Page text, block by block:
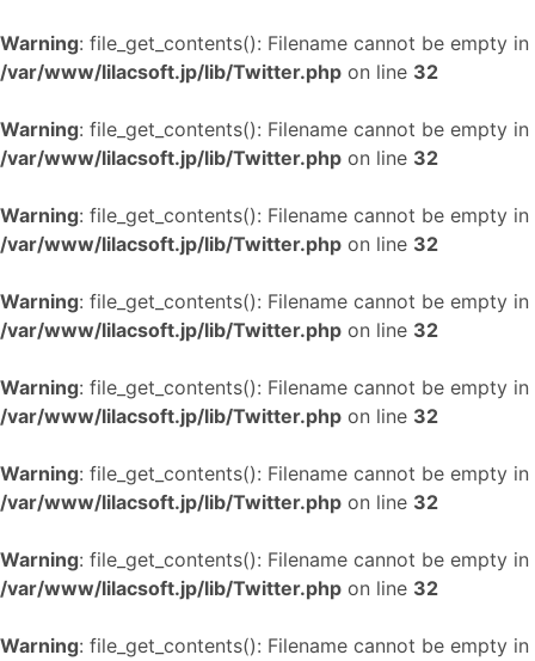
Warning: file_get_contents(): Filename cannot be empty in
/var/www/lilacsoft.jp/lib/Twitter.php on line 32
Warning: file_get_contents(): Filename cannot be empty in
/var/www/lilacsoft.jp/lib/Twitter.php on line 32
Warning: file_get_contents(): Filename cannot be empty in
/var/www/lilacsoft.jp/lib/Twitter.php on line 32
Warning: file_get_contents(): Filename cannot be empty in
/var/www/lilacsoft.jp/lib/Twitter.php on line 32
Warning: file_get_contents(): Filename cannot be empty in
/var/www/lilacsoft.jp/lib/Twitter.php on line 32
Warning: file_get_contents(): Filename cannot be empty in
/var/www/lilacsoft.jp/lib/Twitter.php on line 32
Warning: file_get_contents(): Filename cannot be empty in
/var/www/lilacsoft.jp/lib/Twitter.php on line 32
Warning: file_get_contents(): Filename cannot be empty in